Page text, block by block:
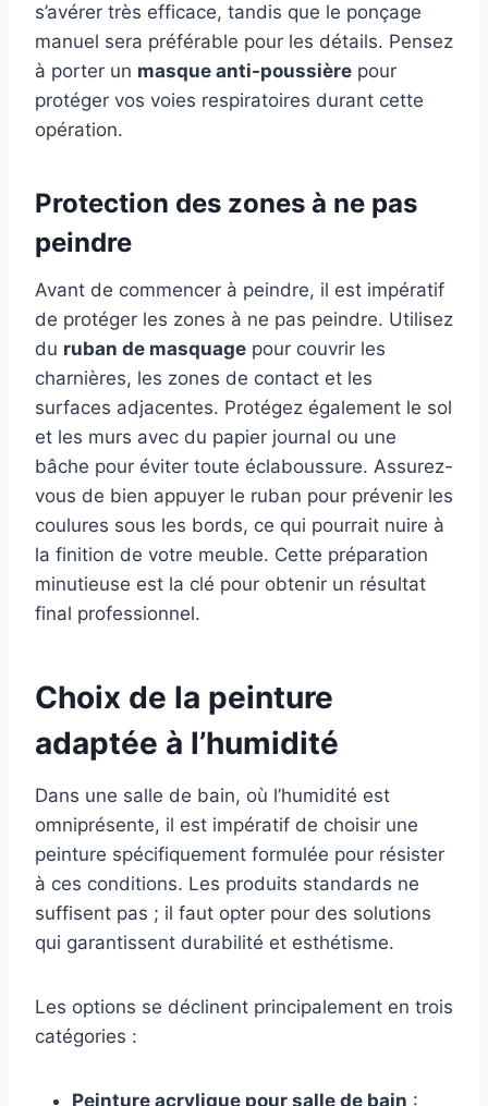
s’avérer très efficace, tandis que le ponçage
manuel sera préférable pour les détails. Pensez
à porter un masque anti-poussière pour
protéger vos voies respiratoires durant cette
opération.
Protection des zones à ne pas
peindre
Avant de commencer à peindre, il est impératif
de protéger les zones à ne pas peindre. Utilisez
du ruban de masquage pour couvrir les
charnières, les zones de contact et les
surfaces adjacentes. Protégez également le sol
et les murs avec du papier journal ou une
bâche pour éviter toute éclaboussure. Assurez-
vous de bien appuyer le ruban pour prévenir les
coulures sous les bords, ce qui pourrait nuire à
la finition de votre meuble. Cette préparation
minutieuse est la clé pour obtenir un résultat
final professionnel.
Choix de la peinture
adaptée à l’humidité
Dans une salle de bain, où l’humidité est
omniprésente, il est impératif de choisir une
peinture spécifiquement formulée pour résister
à ces conditions. Les produits standards ne
suffisent pas ; il faut opter pour des solutions
qui garantissent durabilité et esthétisme.
Les options se déclinent principalement en trois
catégories :
Peinture acrylique pour salle de bain :